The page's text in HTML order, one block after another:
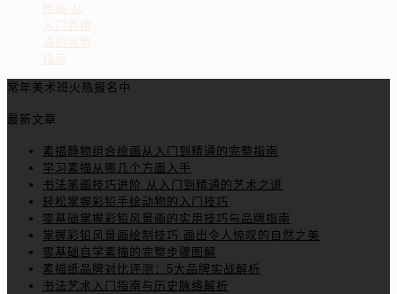
绘画 从
入门到精
通的完整
指南
常年美术班火热报名中
最新文章
素描静物组合绘画从入门到精通的完整指南
学习素描从哪几个方面入手
书法笔画技巧进阶 从入门到精通的艺术之道
轻松掌握彩铅手绘动物的入门技巧
零基础掌握彩铅风景画的实用技巧与品牌指南
掌握彩铅风景画绘制技巧 画出令人惊叹的自然之美
零基础自学素描的完整步骤图解
素描纸品牌对比评测：5大品牌实战解析
书法艺术入门指南与历史脉络解析